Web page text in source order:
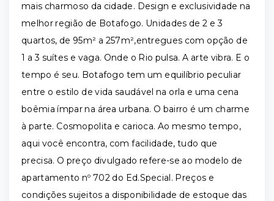
mais charmoso da cidade. Design e exclusividade na
melhor região de Botafogo. Unidades de 2 e 3
quartos, de 95m² a 257m²,entregues com opção de
1 a 3 suítes e vaga. Onde o Rio pulsa. A arte vibra. E o
tempo é seu. Botafogo tem um equilíbrio peculiar
entre o estilo de vida saudável na orla e uma cena
boêmia ímpar na área urbana. O bairro é um charme
à parte. Cosmopolita e carioca. Ao mesmo tempo,
aqui você encontra, com facilidade, tudo que
precisa. O preço divulgado refere-se ao modelo de
apartamento nº 702 do Ed.Special. Preços e
condições sujeitos a disponibilidade de estoque das